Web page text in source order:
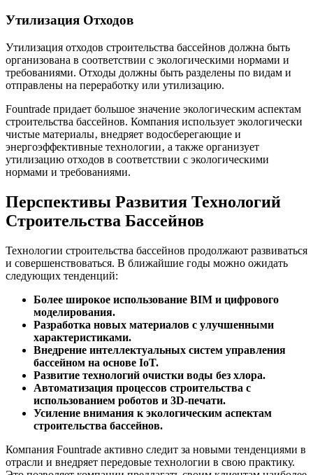
Утилизация Отходов
Утилизация отходов строительства бассейнов должна быть
организована в соответствии с экологическими нормами и
требованиями. Отходы должны быть разделены по видам и
отправлены на переработку или утилизацию.
Fountrade придает большое значение экологическим аспектам
строительства бассейнов. Компания использует экологически
чистые материалы‚ внедряет водосберегающие и
энергоэффективные технологии‚ а также организует
утилизацию отходов в соответствии с экологическими
нормами и требованиями.
Перспективы Развития Технологий
Строительства Бассейнов
Технологии строительства бассейнов продолжают развиваться
и совершенствоваться. В ближайшие годы можно ожидать
следующих тенденций:
Более широкое использование BIM и цифрового
моделирования.
Разработка новых материалов с улучшенными
характеристиками.
Внедрение интеллектуальных систем управления
бассейном на основе IoT.
Развитие технологий очистки воды без хлора.
Автоматизация процессов строительства с
использованием роботов и 3D-печати.
Усиление внимания к экологическим аспектам
строительства бассейнов.
Компания Fountrade активно следит за новыми тенденциями в
отрасли и внедряет передовые технологии в свою практику.